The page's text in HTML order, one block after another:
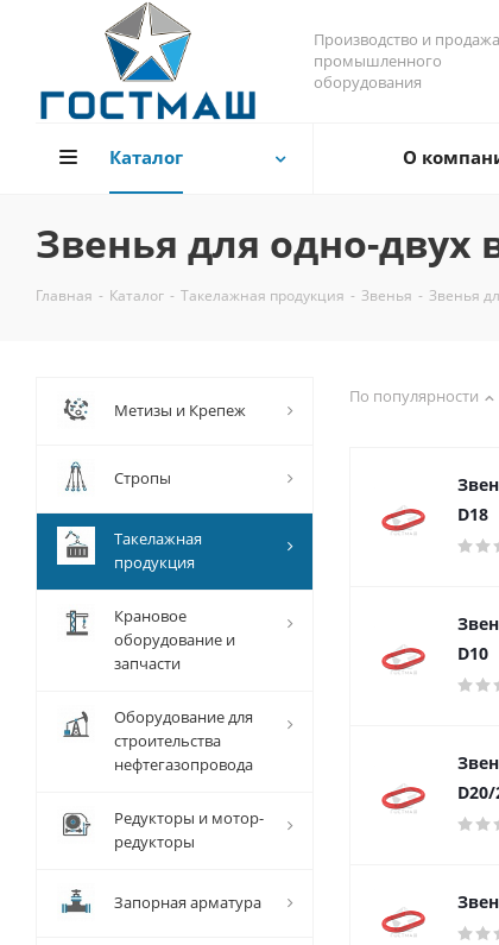
Производство и продажа
промышленного
оборудования
Каталог О
Звенья для одно-двух
Главная - Каталог - Такелажная продукция - Звенья - Звенья
По популярности
D18
D10
D20/
Метизы и Крепеж
Стропы
Такелажная
продукция
Крановое
оборудование и
запчасти
Оборудование для
строительства
нефтегазопровода
Редукторы и мотор-
редукторы
Запорная арматура